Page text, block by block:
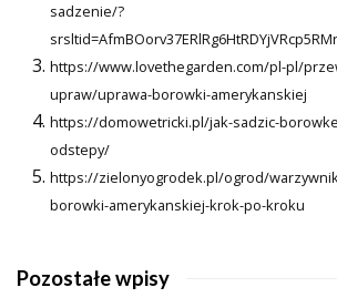
sadzenie/?
https://www.lovethegarden.com/pl-pl/
upraw/uprawa-borowki-amerykanskiej
https://domowetricki.pl/jak-sadzic-
odstepy/
https://zielonyogrodek.pl/ogrod/
borowki-amerykanskiej-krok-po-kroku
Pozostałe wpisy